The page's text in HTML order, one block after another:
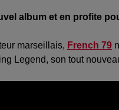
album et en profite
marseillais, French 79
Legend, son tout